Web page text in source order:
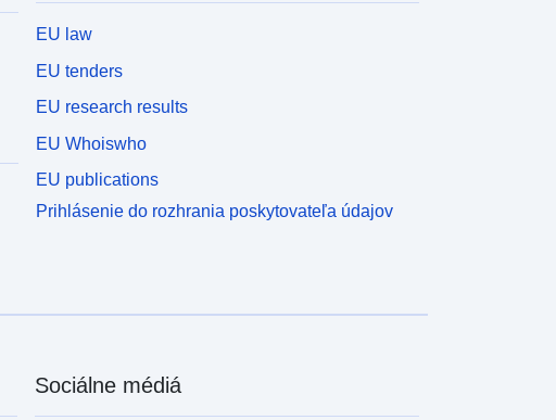
EU law
EU tenders
EU research results
EU Whoiswho
EU publications
Prihlásenie do rozhrania poskytovateľa údajov
Sociálne médiá